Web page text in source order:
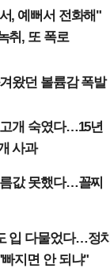
, 예뻐서 전화해"
취, 또 폭로
왔던 볼륨감 폭발
개 숙였다…15년
사과
값 못했다…꼴찌
입 다물었다…정치
지면 안 되냐"